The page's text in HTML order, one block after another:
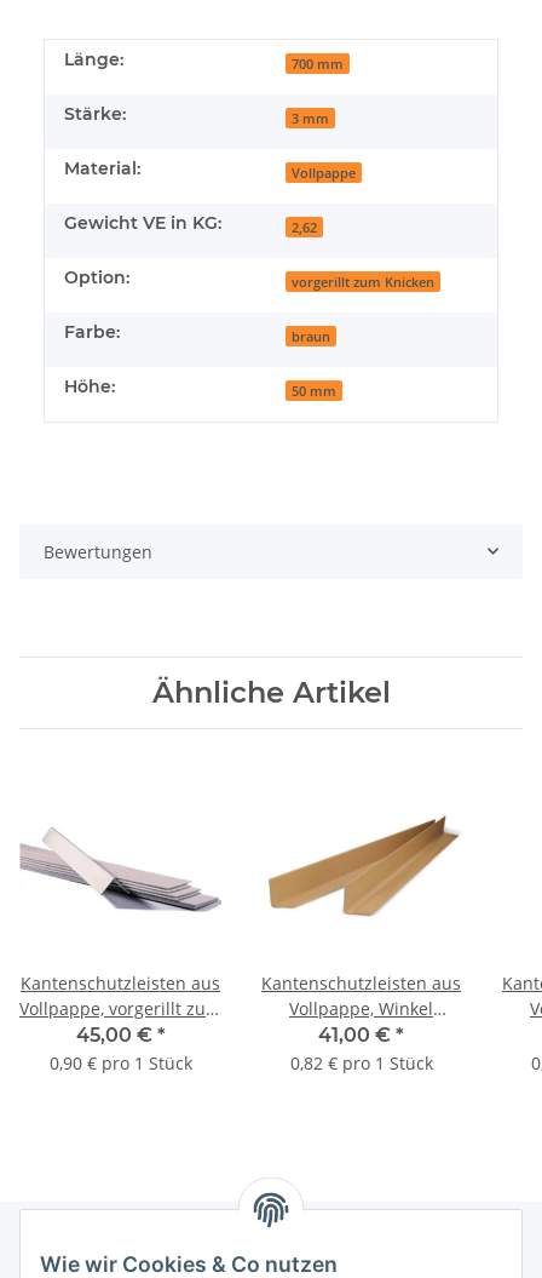
Länge: 700 mm
Stärke: 3 mm
Material: Vollpappe
Gewicht VE in KG: 2,62
Option: vorgerillt zum Knicken
Farbe: braun
Höhe: 50 mm
Bewertungen
Ähnliche Artikel
Kantenschutzleisten aus
Vollpappe, vorgerillt zum
Knicken | 900 x 50 x 50
mm - 3 mm (L x B x H -
45,00 € *
0,90 € pro 1 Stück
Kantenschutzleisten aus
Vollpappe, Winkel
vorgefertigt | 1100 x 50
x 50 mm - 3 mm (L x B x
41,00 € *
0,82 € pro 1 Stück
50
Wie wir Cookies & Co nutzen